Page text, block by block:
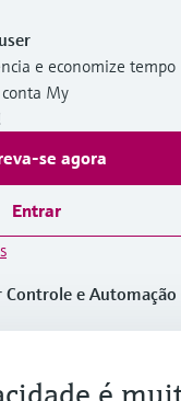
e economize tempo
My
se agora
Entrar
Controle e Automação